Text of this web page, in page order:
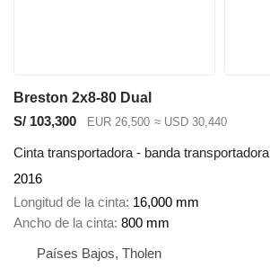
Breston 2x8-80 Dual
S/ 103,300
EUR 26,500 ≈ USD 30,440
Cinta transportadora - banda transportadora
2016
Longitud de la cinta 16,000 mm
Ancho de la cinta 800 mm
Países Bajos, Tholen